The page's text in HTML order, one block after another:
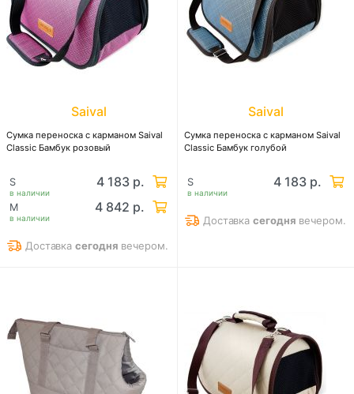
Saival
Сумка перeноска с карманом Saival
Classic Бамбук розовый
в наличии
S 4 183 р.
в наличии
M 4 842 р.
Доставкасегодня вечером.
Saival
Сумка перeноска с карманом Saival
Classic Бамбук голубой
в наличии
S 4 183 р.
Доставкасегодня вечером.